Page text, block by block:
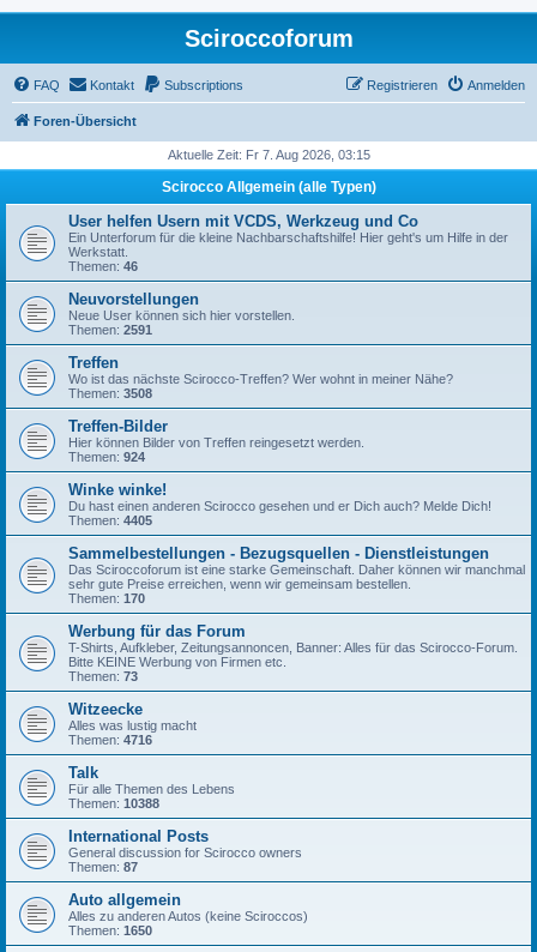
Sciroccoforum
FAQ Kontakt Subscriptions Anmelden
Registrieren
Foren-Übersicht
Aktuelle Zeit: Fr 7. Aug 2026, 03:15
Scirocco Allgemein (alle Typen)
User helfen Usern mit VCDS, Werkzeug und Co
Ein Unterforum für die kleine Nachbarschaftshilfe! Hier geht's um Hilfe in der
Werkstatt.
Themen: 46
Neuvorstellungen
Neue User können sich hier vorstellen.
Themen: 2591
Treffen
Wo ist das nächste Scirocco-Treffen? Wer wohnt in meiner Nähe?
Themen: 3508
Treffen-Bilder
Hier können Bilder von Treffen reingesetzt werden.
Themen: 924
Winke winke!
Du hast einen anderen Scirocco gesehen und er Dich auch? Melde Dich!
Themen: 4405
Sammelbestellungen - Bezugsquellen - Dienstleistungen
Das Sciroccoforum ist eine starke Gemeinschaft. Daher können wir manchmal
sehr gute Preise erreichen, wenn wir gemeinsam bestellen.
Themen: 170
Werbung für das Forum
T-Shirts, Aufkleber, Zeitungsannoncen, Banner: Alles für das Scirocco-Forum.
Bitte KEINE Werbung von Firmen etc.
Themen: 73
Witzeecke
Alles was lustig macht
Themen: 4716
Talk
Für alle Themen des Lebens
Themen: 10388
International Posts
General discussion for Scirocco owners
Themen: 87
Auto allgemein
Alles zu anderen Autos (keine Sciroccos)
Themen: 1650